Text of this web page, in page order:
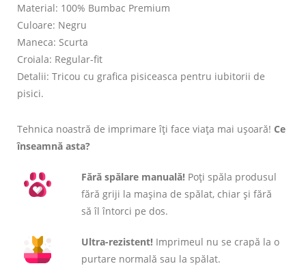
Material: 100% Bumbac Premium
Culoare: Negru
Maneca: Scurta
Croiala: Regular-fit
Detalii: Tricou cu grafica pisiceasca pentru iubitorii de
pisici.
Tehnica noastră de imprimare îți face viața mai ușoară! Ce
înseamnă asta?
Fără spălare manuală! Poți spăla produsul
fără griji la mașina de spălat, chiar și fără
să îl întorci pe dos.
Ultra-rezistent! Imprimeul nu se crapă la o
purtare normală sau la spălat.